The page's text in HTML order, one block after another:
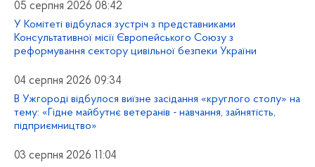
05 серпня 2026 08:42
У Комітеті відбулася зустріч з представниками
Консультативної місії Європейського Союзу з
реформування сектору цивільної безпеки України
04 серпня 2026 09:34
В Ужгороді відбулося виїзне засідання «круглого столу» на
тему: «Гідне майбутнє ветеранів - навчання, зайнятість,
підприємництво»
03 серпня 2026 11:04